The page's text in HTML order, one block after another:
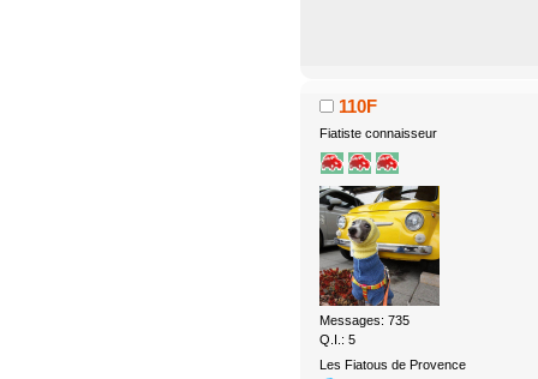
110F
Fiatiste connaisseur
Messages: 735
Q.I.: 5
Les Fiatous de Provence